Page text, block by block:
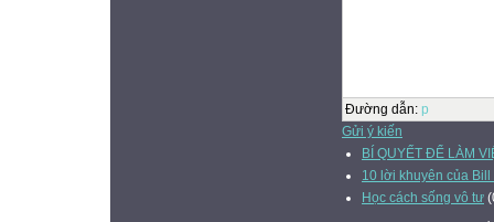
Đường dẫn: p
Gửi ý kiến
BÍ QUYẾT ĐỂ LÀM
10 lời khuyên của Bill
Học cách sống vô tư